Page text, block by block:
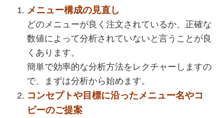
メニュー構成の見直し
どのメニューが良く注文されているか、正確な
数値によって分析されていないと言うことが良
くあります。
簡単で効率的な分析方法をレクチャーしますの
で、まずは分析から始めます。
コンセプトや目標に沿ったメニュー名やコ
ピーのご提案